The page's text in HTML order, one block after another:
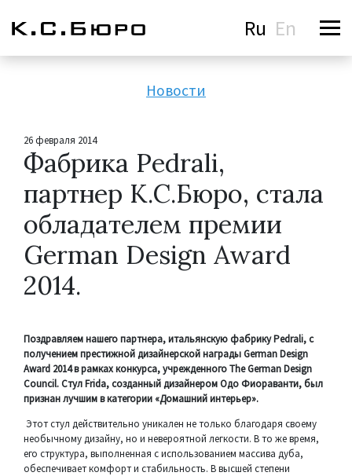
Ru En
Новости
26 февраля 2014
Фабрика Pedrali,
партнер К.С.Бюро, стала
обладателем премии
German Design Award
2014.
Поздравляем нашего партнера, итальянскую фабрику Pedrali, с
получением престижной дизайнерской награды German Design
Award 2014 в рамках конкурса, учрежденного The German Design
Council. Стул Frida, созданный дизайнером Одо Фиораванти, был
признан лучшим в категории «Домашний интерьер».
Этот стул действительно уникален не только благодаря своему
необычному дизайну, но и невероятной легкости. В то же время,
его структура, выполненная с использованием массива дуба,
обеспечивает комфорт и стабильность. В высшей степени